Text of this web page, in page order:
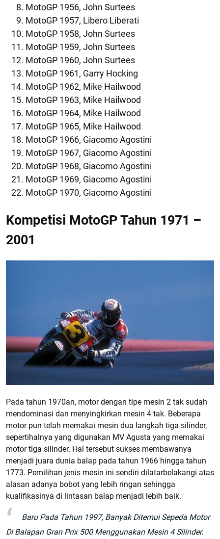
MotoGP 1956, John Surtees
MotoGP 1957, Libero Liberati
MotoGP 1958, John Surtees
MotoGP 1959, John Surtees
MotoGP 1960, John Surtees
MotoGP 1961, Garry Hocking
MotoGP 1962, Mike Hailwood
MotoGP 1963, Mike Hailwood
MotoGP 1964, Mike Hailwood
MotoGP 1965, Mike Hailwood
MotoGP 1966, Giacomo Agostini
MotoGP 1967, Giacomo Agostini
MotoGP 1968, Giacomo Agostini
MotoGP 1969, Giacomo Agostini
MotoGP 1970, Giacomo Agostini
Kompetisi MotoGP Tahun 1971 –
2001
Pada tahun 1970an, motor dengan tipe mesin 2 tak sudah
mendominasi dan menyingkirkan mesin 4 tak. Beberapa
motor pun telah memakai mesin dua langkah tiga silinder,
sepertihalnya yang digunakan MV Agusta yang memakai
motor tiga silinder. Hal tersebut sukses membawanya
menjadi juara dunia balap pada tahun 1966 hingga tahun
1773. Pemilihan jenis mesin ini sendiri dilatarbelakangi atas
alasan adanya bobot yang lebih ringan sehingga
kualifikasinya di lintasan balap menjadi lebih baik.
Baru Pada Tahun 1997, Banyak Ditemui Sepeda Motor
Di Balapan Gran Prix 500 Menggunakan Mesin 4 Silinder.